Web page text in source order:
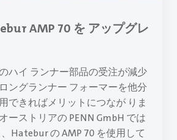
AMP 70 を アップグレ
ハイ ランナー部品の受注が減少
ングランナー フォーマーを他分
できればメリットにつなが りま
ーストリアの PENN GmbH では
Hatebur の AMP 70 を使用して